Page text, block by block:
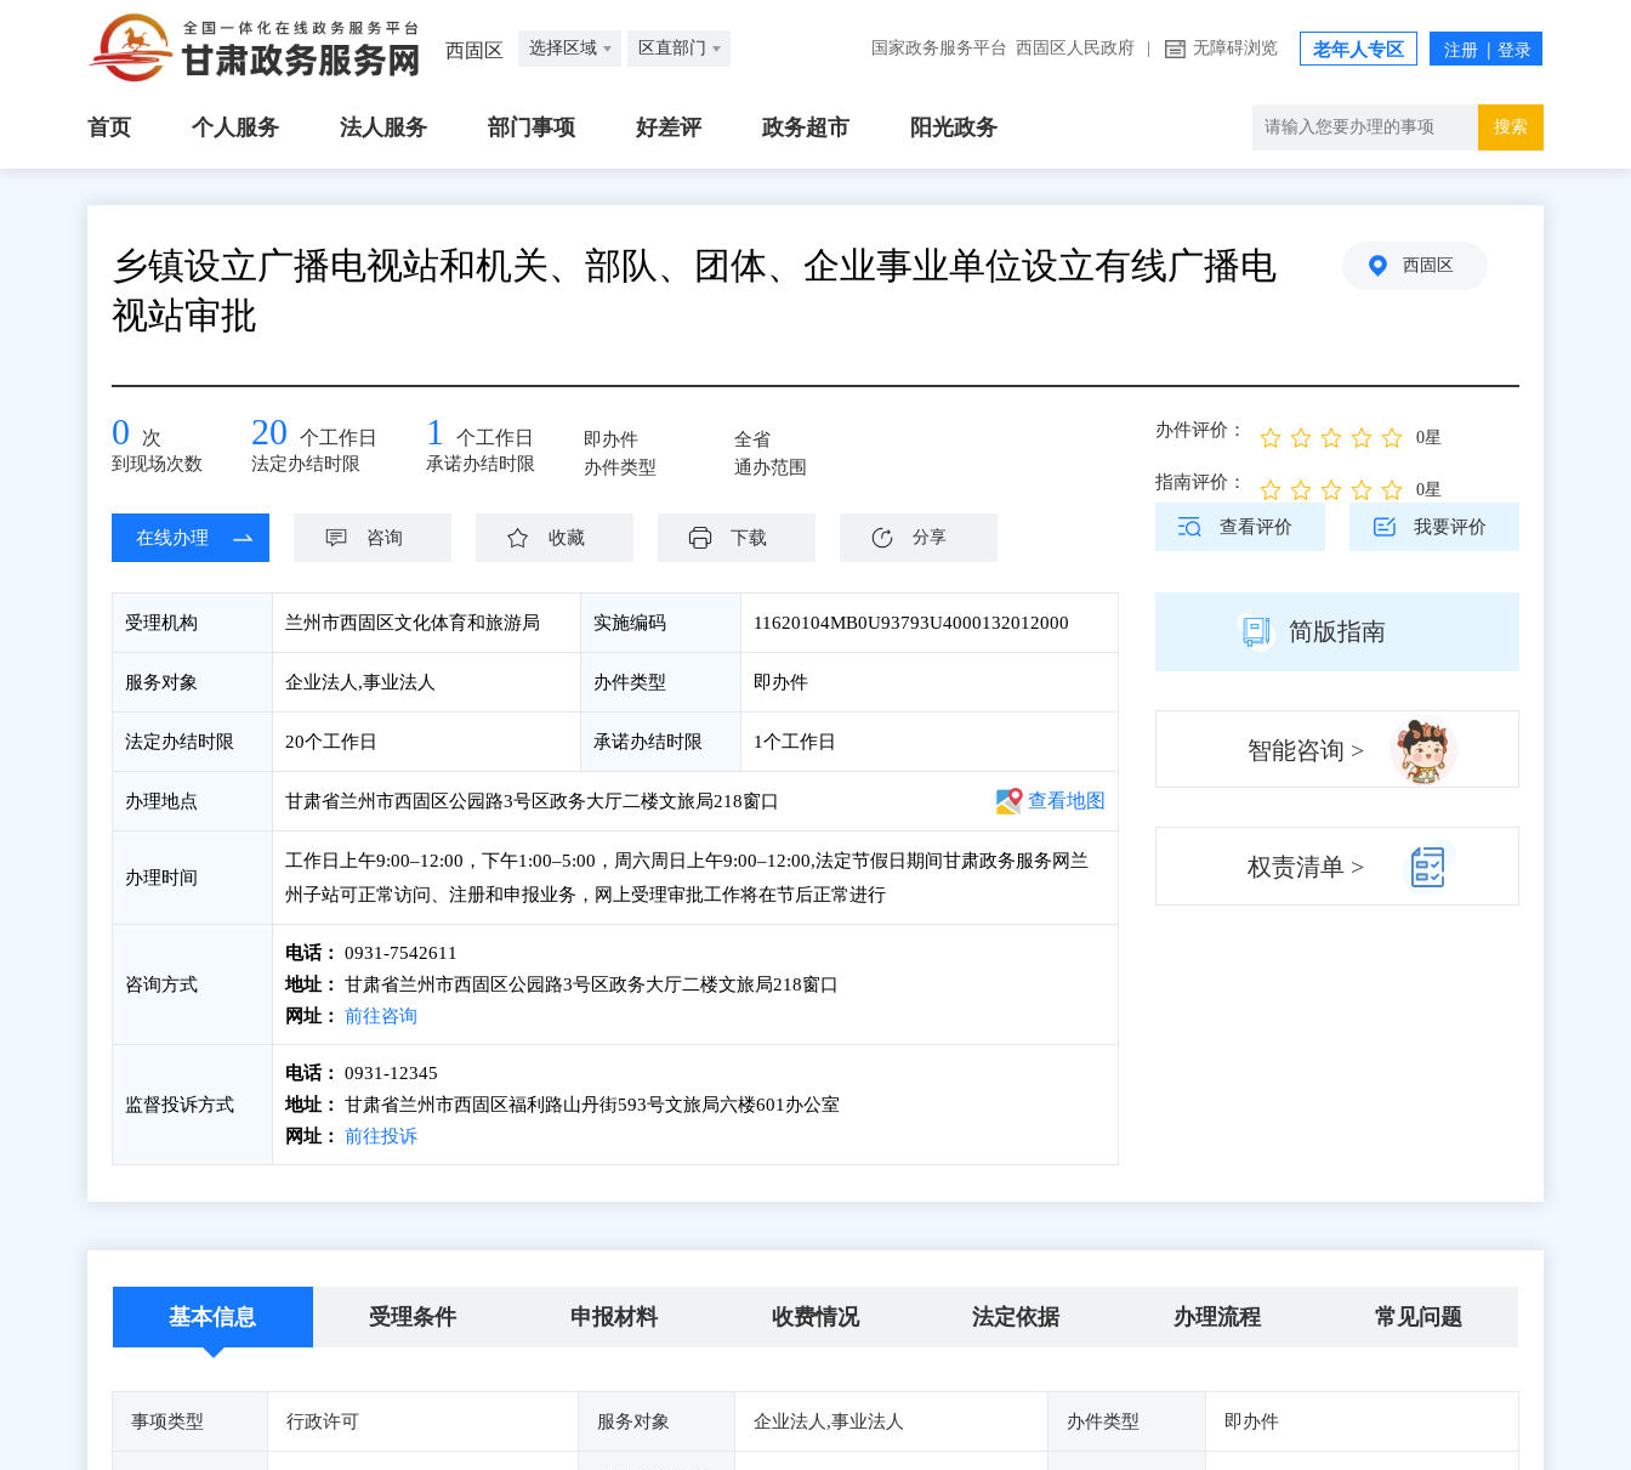
西固区 选择区域 区直部门 国家政务服务平台 西固区人民政府 无障碍浏览 老年人专区
首页 个人服务 法人服务 部门事项 好差评 政务超市 阳光政务 搜索
乡镇设立广播电视站和机关、部队、团体、企业事业单位设立有线广播电
视站审批
西固区
0 次
到现场次数
20 个工作日
法定办结时限
1 个工作日
承诺办结时限
即办件
办件类型
全省
通办范围
在线办理 咨询 收藏 下载 分享
办件评价： 0星
指南评价： 0星
查看评价 我要评价
受理机构 兰州市西固区文化体育和旅游局 实施编码 11620104MB0U93793U4000132012000
服务对象 企业法人,事业法人 办件类型 即办件
法定办结时限 20个工作日 承诺办结时限 1个工作日
办理地点 甘肃省兰州市西固区公园路3号区政务大厅二楼文旅局218窗口 查看地图
办理时间
工作日上午9:00–12:00，下午1:00–5:00，周六周日上午9:00–12:00,法定节假日期间甘肃政务服务网兰
州子站可正常访问、注册和申报业务，网上受理审批工作将在节后正常进行
咨询方式
电话：
0931-7542611
地址：
甘肃省兰州市西固区公园路3号区政务大厅二楼文旅局218窗口
网址：
前往咨询
监督投诉方式
电话：
0931-12345
地址：
甘肃省兰州市西固区福利路山丹街593号文旅局六楼601办公室
网址：
前往投诉
简版指南
智能咨询 >
权责清单 >
基本信息 受理条件 申报材料 收费情况 法定依据 办理流程 常见问题
事项类型 行政许可 服务对象 企业法人,事业法人 办件类型 即办件